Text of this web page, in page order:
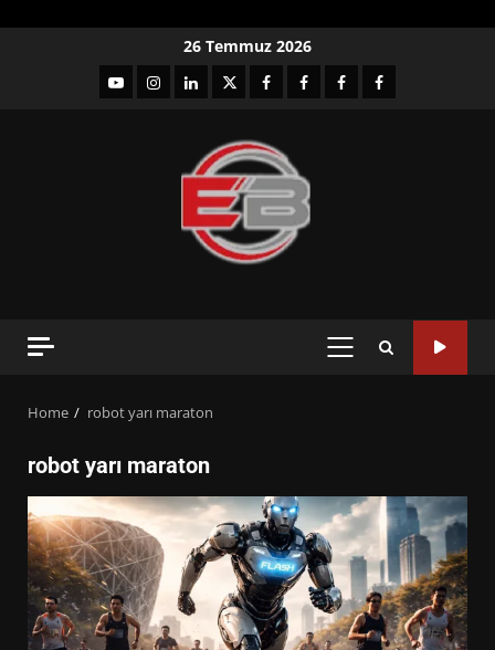
26 Temmuz 2026
YouTubeInstagram
LinkedIntwitterfacebook-Facebook-
Facebook-Facebook-
PRIMARY
Home robot yarı maraton
robot yarı maraton